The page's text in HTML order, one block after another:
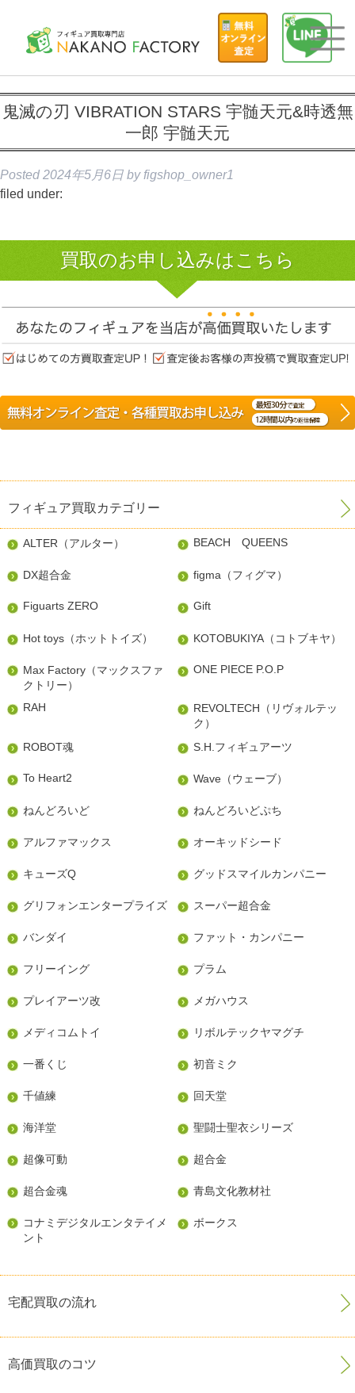
鬼滅の刃 VIBRATION STARS 宇髄天元&時透無
一郎 宇髄天元
Posted 2024年5月6日 by figshop_owner1
filed under:
買取のお申し込みはこちら
フィギュア買取カテゴリー
ALTER（アルター） BEACH QUEENS
DX超合金 figma（フィグマ）
Figuarts ZERO Gift
Hot toys（ホットトイズ） KOTOBUKIYA（コトブキヤ）
Max Factory（マックスファ
クトリー）
ONE PIECE P.O.P
RAH
REVOLTECH（リヴォルテッ
ク）
ROBOT魂
S.H.フィギュアーツ
To Heart2 Wave（ウェーブ）
ねんどろいど ねんどろいどぷち
アルファマックス オーキッドシード
キューズQ グッドスマイルカンパニー
グリフォンエンタープライズ スーパー超合金
バンダイ ファット・カンパニー
フリーイング プラム
プレイアーツ改 メガハウス
メディコムトイ リボルテックヤマグチ
一番くじ 初音ミク
千値練 回天堂
海洋堂 聖闘士聖衣シリーズ
超像可動 超合金
超合金魂 青島文化教材社
コナミデジタルエンタテイメ
ント
ボークス
宅配買取の流れ
高価買取のコツ